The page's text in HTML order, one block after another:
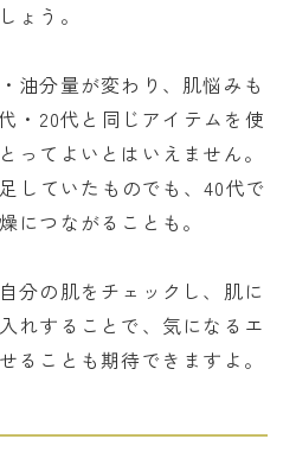
ょう。
油分量が変わり、肌悩みも
・20代と同じアイテムを使
ってよいとはいえません。
していたものでも、40代で
につながることも。
分の肌をチェックし、肌に
れすることで、気になるエ
ることも期待できますよ。